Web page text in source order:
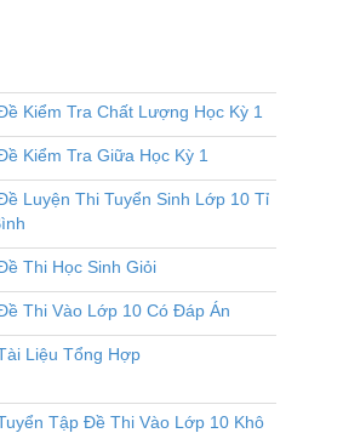
Kiểm Tra Chất Lượng Học Kỳ 1
Kiểm Tra Giữa Học Kỳ 1
Luyện Thi Tuyển Sinh Lớp 10 Tỉ
Thi Học Sinh Giỏi
Thi Vào Lớp 10 Có Đáp Án
Liệu Tổng Hợp
Tập Đề Thi Vào Lớp 10 Khô